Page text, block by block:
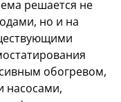
решается не
но и на
обогревом,
насосами,